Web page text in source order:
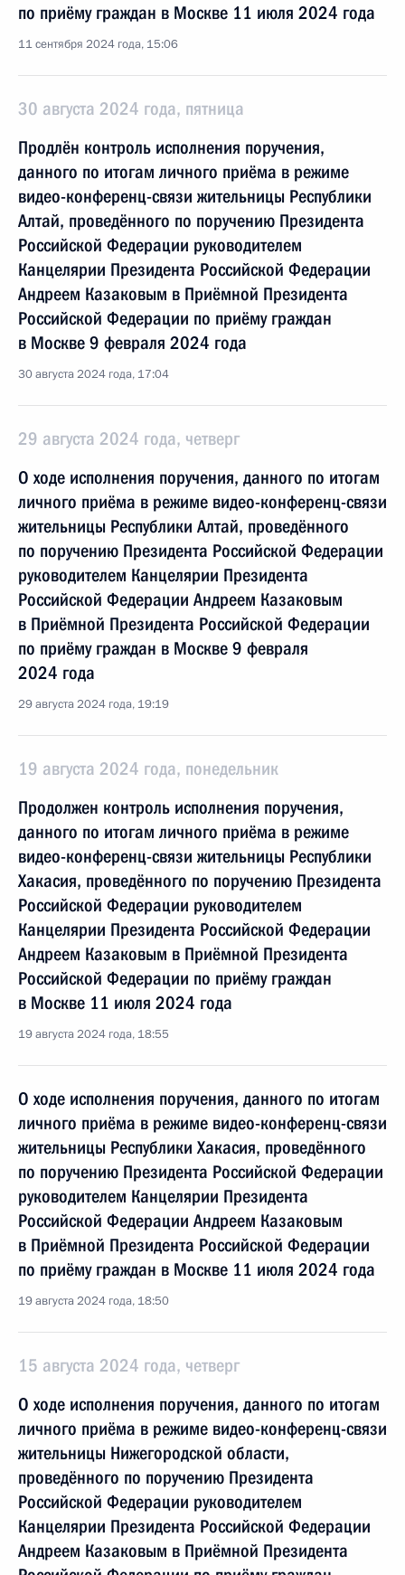
по приёму граждан в Москве 11 июля 2024 года
11 сентября 2024 года, 15:06
30 августа 2024 года, пятница
Продлён контроль исполнения поручения,
данного по итогам личного приёма в режиме
видео-конференц-связи жительницы Республики
Алтай, проведённого по поручению Президента
Российской Федерации руководителем
Канцелярии Президента Российской Федерации
Андреем Казаковым в Приёмной Президента
Российской Федерации по приёму граждан
в Москве 9 февраля 2024 года
30 августа 2024 года, 17:04
29 августа 2024 года, четверг
О ходе исполнения поручения, данного по итогам
личного приёма в режиме видео-конференц-связи
жительницы Республики Алтай, проведённого
по поручению Президента Российской Федерации
руководителем Канцелярии Президента
Российской Федерации Андреем Казаковым
в Приёмной Президента Российской Федерации
по приёму граждан в Москве 9 февраля
2024 года
29 августа 2024 года, 19:19
19 августа 2024 года, понедельник
Продолжен контроль исполнения поручения,
данного по итогам личного приёма в режиме
видео-конференц-связи жительницы Республики
Хакасия, проведённого по поручению Президента
Российской Федерации руководителем
Канцелярии Президента Российской Федерации
Андреем Казаковым в Приёмной Президента
Российской Федерации по приёму граждан
в Москве 11 июля 2024 года
19 августа 2024 года, 18:55
О ходе исполнения поручения, данного по итогам
личного приёма в режиме видео-конференц-связи
жительницы Республики Хакасия, проведённого
по поручению Президента Российской Федерации
руководителем Канцелярии Президента
Российской Федерации Андреем Казаковым
в Приёмной Президента Российской Федерации
по приёму граждан в Москве 11 июля 2024 года
19 августа 2024 года, 18:50
15 августа 2024 года, четверг
О ходе исполнения поручения, данного по итогам
личного приёма в режиме видео-конференц-связи
жительницы Нижегородской области,
проведённого по поручению Президента
Российской Федерации руководителем
Канцелярии Президента Российской Федерации
Андреем Казаковым в Приёмной Президента